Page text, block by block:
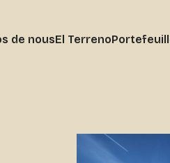
de nousEl Terreno